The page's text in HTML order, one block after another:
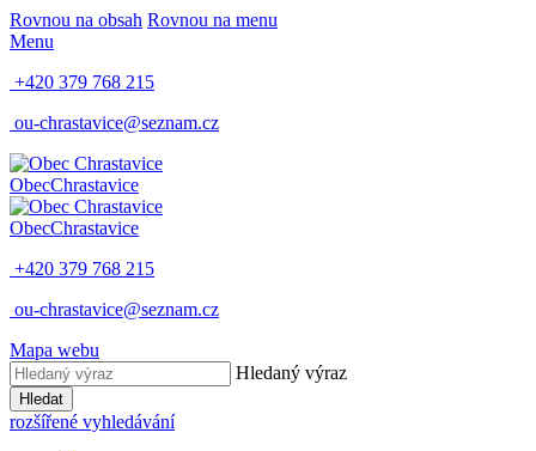
Rovnou na obsah Rovnou na menu
Menu
+420 379 768 215
ou-chrastavice@seznam.cz
ObecChrastavice
ObecChrastavice
+420 379 768 215
ou-chrastavice@seznam.cz
Mapa webu
Hledaný výraz
Hledat
rozšířené vyhledávání